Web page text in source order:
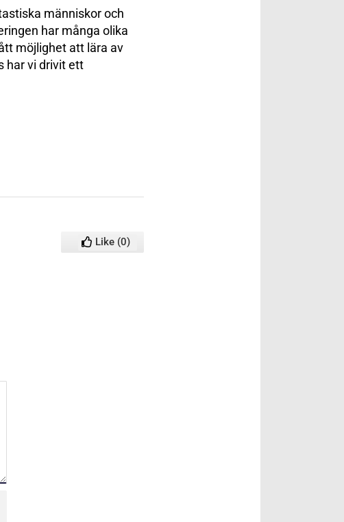
människor och
har många olika
möjlighet att lära av
har vi drivit ett
Like (0)